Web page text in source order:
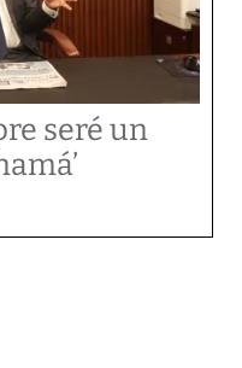
seré un